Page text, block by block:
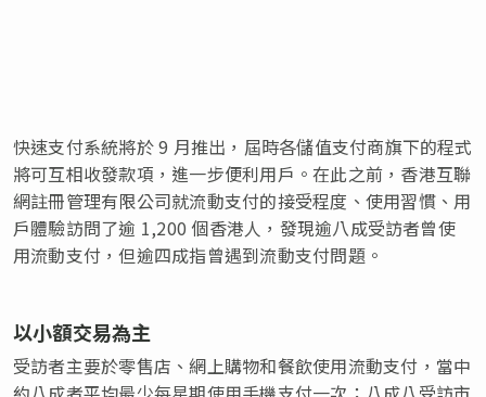
快速支付系統將於 9 月推出，屆時各儲值支付商旗下的程式
將可互相收發款項，進一步便利用戶。在此之前，香港互聯
網註冊管理有限公司就流動支付的接受程度、使用習慣、用
戶體驗訪問了逾 1,200 個香港人，發現逾八成受訪者曾使
用流動支付，但逾四成指曾遇到流動支付問題。
以小額交易為主
受訪者主要於零售店、網上購物和餐飲使用流動支付，當中